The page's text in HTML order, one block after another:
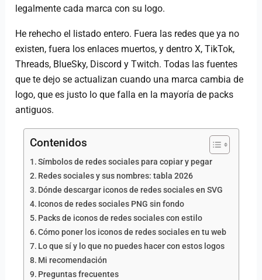
legalmente cada marca con su logo.
He rehecho el listado entero. Fuera las redes que ya no
existen, fuera los enlaces muertos, y dentro X, TikTok,
Threads, BlueSky, Discord y Twitch. Todas las fuentes
que te dejo se actualizan cuando una marca cambia de
logo, que es justo lo que falla en la mayoría de packs
antiguos.
Contenidos
Símbolos de redes sociales para copiar y pegar
Redes sociales y sus nombres: tabla 2026
Dónde descargar iconos de redes sociales en SVG
Iconos de redes sociales PNG sin fondo
Packs de iconos de redes sociales con estilo
Cómo poner los iconos de redes sociales en tu web
Lo que sí y lo que no puedes hacer con estos logos
Mi recomendación
Preguntas frecuentes